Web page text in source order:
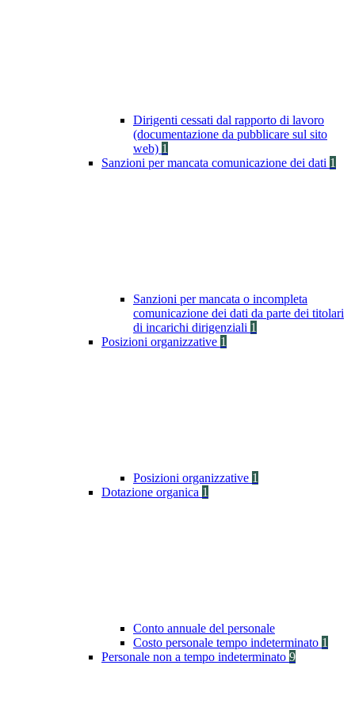
Dirigenti cessati dal rapporto di lavoro
(documentazione da pubblicare sul sito
web) 1
Sanzioni per mancata comunicazione dei dati 1
Sanzioni per mancata o incompleta
comunicazione dei dati da parte dei titolari
di incarichi dirigenziali 1
Posizioni organizzative 1
Posizioni organizzative 1
Dotazione organica 1
Conto annuale del personale
Costo personale tempo indeterminato 1
Personale non a tempo indeterminato 9